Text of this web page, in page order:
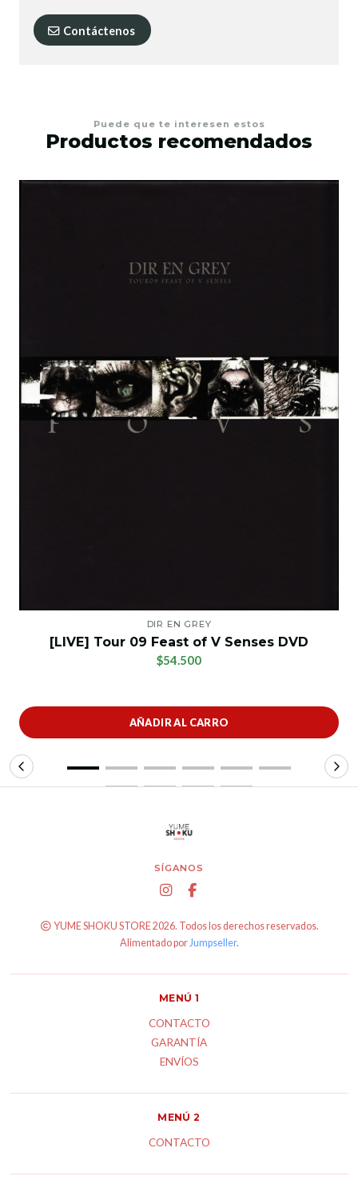
Contáctenos
Puede que te interesen estos
Productos recomendados
DIR EN GREY
[LIVE] Tour 09 Feast of V Senses DVD
$54.500
AÑADIR AL CARRO
SÍGANOS
YUME SHOKU STORE 2026. Todos los derechos reservados.
Alimentado porJumpseller.
MENÚ 1
CONTACTO
GARANTÍA
ENVÍOS
MENÚ 2
CONTACTO